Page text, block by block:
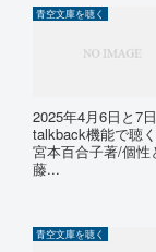
青空文庫を聴く
2025年4月6日と7
talkback機能で聴
宮本百合子著/個性
藤...
青空文庫を聴く